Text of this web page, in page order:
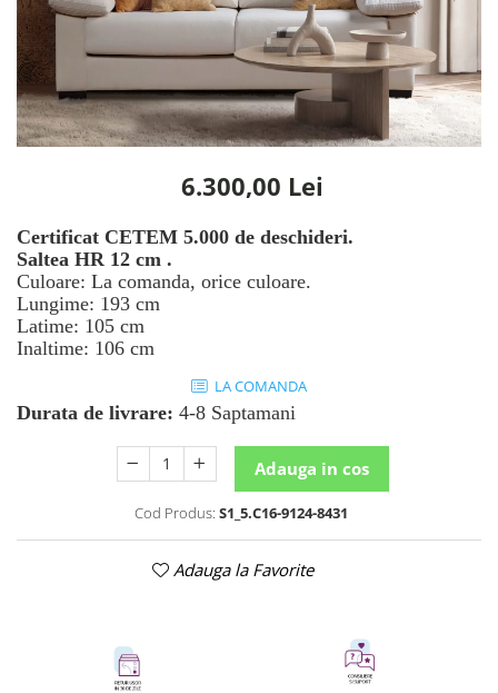
Oferte speciale
Sezlong living
6.300,00 Lei
Certificat CETEM 5.000 de deschideri.
Saltea HR 12 cm .
Culoare: La comanda, orice culoare.
Lungime: 193 cm
Latime: 105 cm
Inaltime: 106 cm
LA COMANDA
Durata de livrare: 4-8 Saptamani
Adauga in cos
Cod Produs: S1_5.C16-9124-8431
Adauga la Favorite